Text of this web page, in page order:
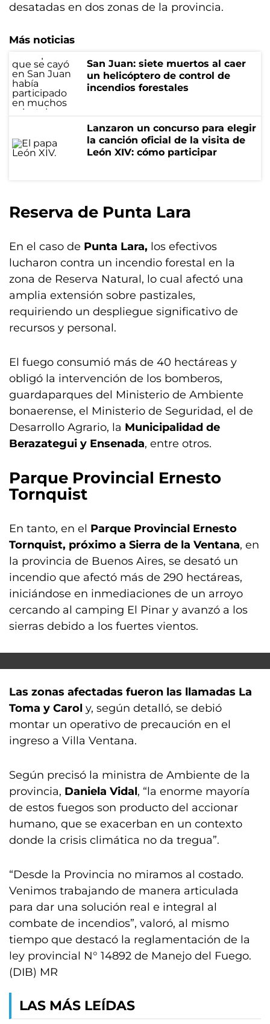
desatadas en dos zonas de la provincia.
Más noticias
San Juan: siete muertos al caer
un helicóptero de control de
incendios forestales
Lanzaron un concurso para elegir
la canción oficial de la visita de
León XIV: cómo participar
Reserva de Punta Lara
En el caso de Punta Lara, los efectivos
lucharon contra un incendio forestal en la
zona de Reserva Natural, lo cual afectó una
amplia extensión sobre pastizales,
requiriendo un despliegue significativo de
recursos y personal.
El fuego consumió más de 40 hectáreas y
obligó la intervención de los bomberos,
guardaparques del Ministerio de Ambiente
bonaerense, el Ministerio de Seguridad, el de
Desarrollo Agrario, la Municipalidad de
Berazategui y Ensenada, entre otros.
Parque Provincial Ernesto
Tornquist
En tanto, en el Parque Provincial Ernesto
Tornquist, próximo a Sierra de la Ventana, en
la provincia de Buenos Aires, se desató un
incendio que afectó más de 290 hectáreas,
iniciándose en inmediaciones de un arroyo
cercando al camping El Pinar y avanzó a los
sierras debido a los fuertes vientos.
Las zonas afectadas fueron las llamadas La
Toma y Carol y, según detalló, se debió
montar un operativo de precaución en el
ingreso a Villa Ventana.
Según precisó la ministra de Ambiente de la
provincia, Daniela Vidal, “la enorme mayoría
de estos fuegos son producto del accionar
humano, que se exacerban en un contexto
donde la crisis climática no da tregua”.
“Desde la Provincia no miramos al costado.
Venimos trabajando de manera articulada
para dar una solución real e integral al
combate de incendios”, valoró, al mismo
tiempo que destacó la reglamentación de la
ley provincial N° 14892 de Manejo del Fuego.
(DIB) MR
LAS MÁS LEÍDAS